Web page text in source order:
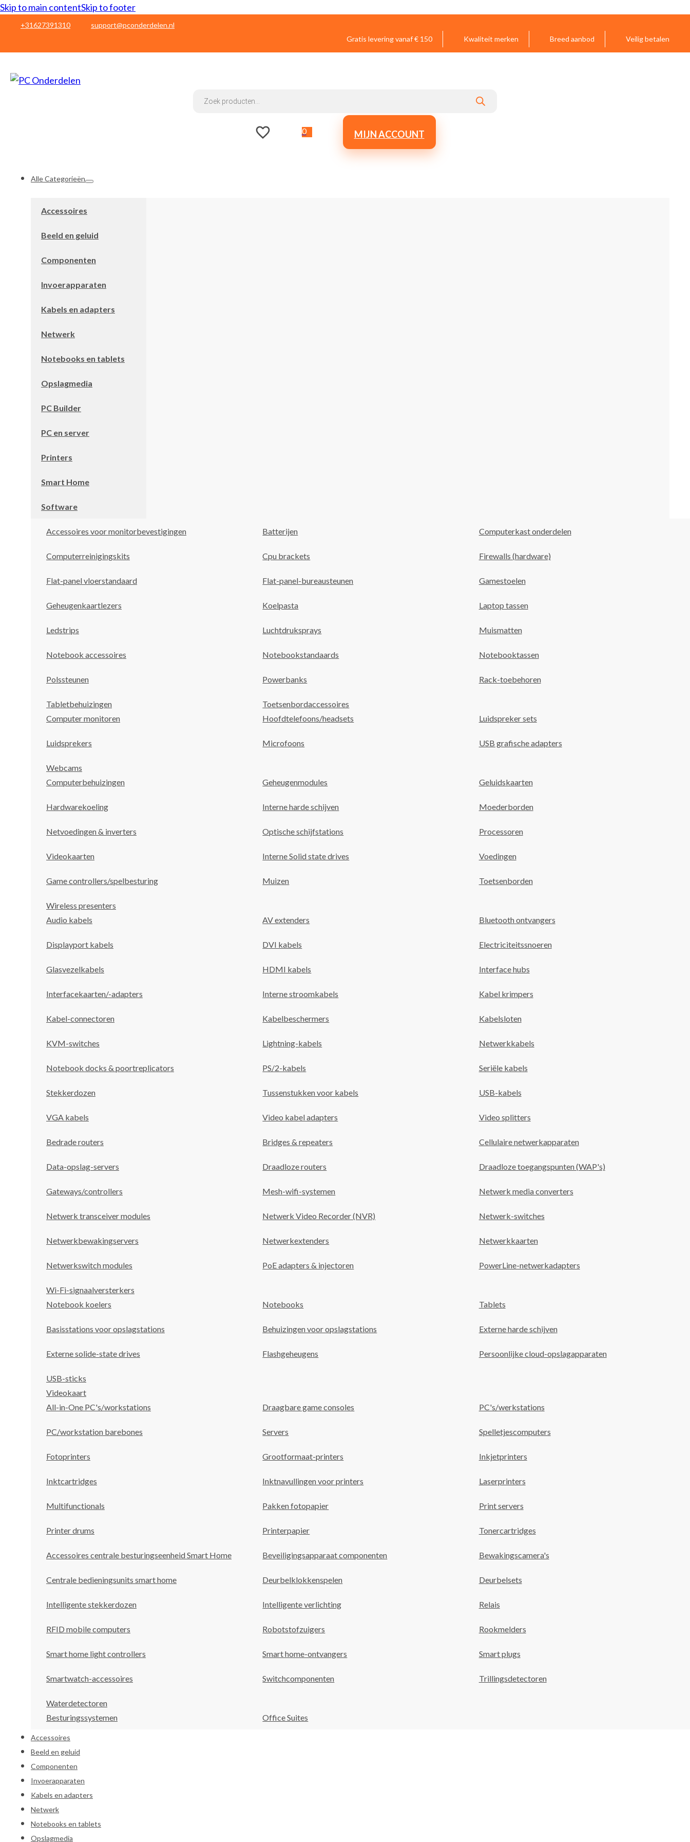
Skip to main contentSkip to footer
+31627391310
support@pconderdelen.nl
Gratis levering vanaf € 150
Kwaliteit merken Breed aanbod Veilig betalen
search
0 MIJN ACCOUNT
Alle Categorieën
Accessoires
Beeld en geluid
Componenten
Invoerapparaten
Kabels en adapters
Netwerk
Notebooks en tablets
Opslagmedia
PC Builder
PC en server
Printers
Smart Home
Software
Accessoires voor monitorbevestigingen Batterijen Computerkast onderdelen
Computerreinigingskits Cpu brackets Firewalls (hardware)
Flat-panel vloerstandaard Flat-panel-bureausteunen Gamestoelen
Geheugenkaartlezers Koelpasta Laptop tassen
Ledstrips Luchtdruksprays Muismatten
Notebook accessoires Notebookstandaards Notebooktassen
Polssteunen Powerbanks Rack-toebehoren
Tabletbehuizingen
Toetsenbordaccessoires
Computer monitoren
Hoofdtelefoons/headsets Luidspreker sets
Luidsprekers Microfoons USB grafische adapters
Webcams
Computerbehuizingen
Geheugenmodules Geluidskaarten
Hardwarekoeling Interne harde schijven Moederborden
Netvoedingen & inverters Optische schijfstations Processoren
Videokaarten Interne Solid state drives Voedingen
Game controllers/spelbesturing Muizen Toetsenborden
Wireless presenters
Audio kabels
AV extenders Bluetooth ontvangers
Displayport kabels DVI kabels Electriciteitssnoeren
Glasvezelkabels HDMI kabels Interface hubs
Interfacekaarten/-adapters Interne stroomkabels Kabel krimpers
Kabel-connectoren Kabelbeschermers Kabelsloten
KVM-switches Lightning-kabels Netwerkkabels
Notebook docks & poortreplicators PS/2-kabels Seriële kabels
Stekkerdozen Tussenstukken voor kabels USB-kabels
VGA kabels Video kabel adapters Video splitters
Bedrade routers Bridges & repeaters Cellulaire netwerkapparaten
Data-opslag-servers Draadloze routers Draadloze toegangspunten (WAP's)
Gateways/controllers Mesh-wifi-systemen Netwerk media converters
Netwerk transceiver modules Netwerk Video Recorder (NVR) Netwerk-switches
Netwerkbewakingservers Netwerkextenders Netwerkkaarten
Netwerkswitch modules PoE adapters & injectoren PowerLine-netwerkadapters
Wi-Fi-signaalversterkers
Notebook koelers
Notebooks Tablets
Basisstations voor opslagstations Behuizingen voor opslagstations Externe harde schijven
Externe solide-state drives Flashgeheugens Persoonlijke cloud-opslagapparaten
USB-sticks
Videokaart
All-in-One PC's/workstations
Draagbare game consoles PC's/werkstations
PC/workstation barebones Servers Spelletjescomputers
Fotoprinters Grootformaat-printers Inkjetprinters
Inktcartridges Inktnavullingen voor printers Laserprinters
Multifunctionals Pakken fotopapier Print servers
Printer drums Printerpapier Tonercartridges
Accessoires centrale besturingseenheid Smart Home Beveiligingsapparaat componenten Bewakingscamera's
Centrale bedieningsunits smart home Deurbelklokkenspelen Deurbelsets
Intelligente stekkerdozen Intelligente verlichting Relais
RFID mobile computers Robotstofzuigers Rookmelders
Smart home light controllers Smart home-ontvangers Smart plugs
Smartwatch-accessoires Switchcomponenten Trillingsdetectoren
Waterdetectoren
Besturingssystemen
Office Suites
Accessoires
Beeld en geluid
Componenten
Invoerapparaten
Kabels en adapters
Netwerk
Notebooks en tablets
Opslagmedia